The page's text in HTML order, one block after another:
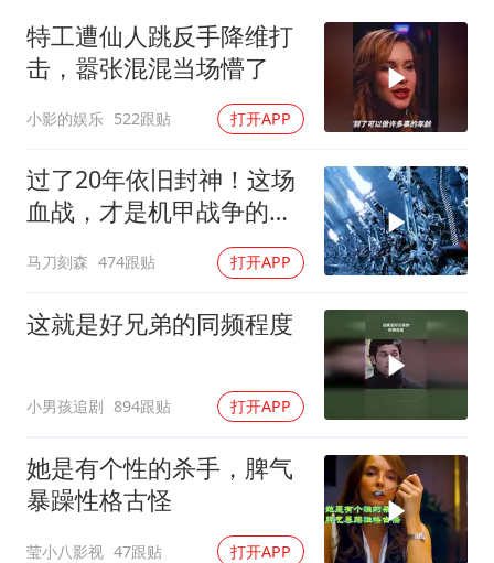
感觉全东北都在等7号
多地要求领导干部带头休假
奋进开新局 实干挑大梁
特工遭仙人跳反手降维打
击，嚣张混混当场懵了
小影的娱乐 522跟贴 打开APP
过了20年依旧封神！这场
血战，才是机甲战争的真
马刀刻森 474跟贴 打开APP
这就是好兄弟的同频程度
小男孩追剧 894跟贴 打开APP
她是有个性的杀手，脾气
暴躁性格古怪
莹小八影视 47跟贴 打开APP